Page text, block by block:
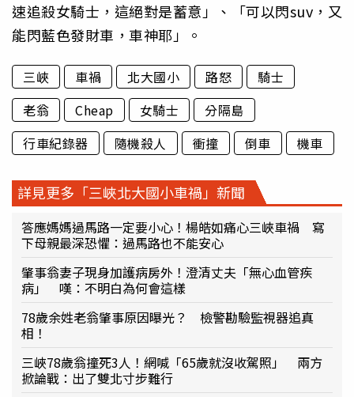
速追殺女騎士，這絕對是蓄意」、「可以閃suv，又
能閃藍色發財車，車神耶」。
三峽 車禍 北大國小 路怒
騎士
老翁
Cheap 女騎士
分隔島
行車紀錄器
隨機殺人 衝撞 倒車 機車
詳見更多「三峽北大國小車禍」新聞
答應媽媽過馬路一定要小心！楊皓如痛心三峽車禍 寫
下母親最深恐懼：過馬路也不能安心
肇事翁妻子現身加護病房外！澄清丈夫「無心血管疾
病」 嘆：不明白為何會這樣
78歲余姓老翁肇事原因曝光？ 檢警勘驗監視器追真
相！
三峽78歲翁撞死3人！網喊「65歲就沒收駕照」 兩方
掀論戰：出了雙北寸步難行